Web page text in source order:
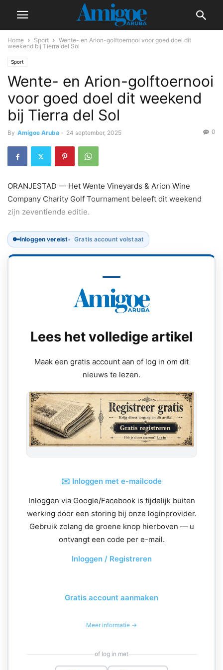
Home Sport
Wente- en Arion-golftoernooi voor goed doel dit
weekend bij Tierra del Sol
Sport
Wente- en Arion-golftoernooi
voor goed doel dit weekend
bij Tierra del Sol
By Amigoe Aruba - 24 september, 2025 0
ORANJESTAD — Het Wente Vineyards & Arion Wine
Company Charity Golf Tournament beleeft dit weekend
zijn zeventiende editie.
🔑Inloggen vereist Gratis account volstaat
Lees het volledige artikel
Maak een gratis account aan of log in om dit
nieuws te lezen.
✉️ Inloggen met e-mailcode
Inloggen via Google/Facebook is tijdelijk buiten
werking door een storing bij onze loginprovider.
Gebruik zolang de groene knop hierboven — u
ontvangt een code per e-mail.
Inloggen / Registreren
Gratis account aanmaken
Meer informatie →
of log in met